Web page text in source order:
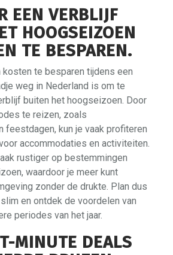
EEN VERBLIJF
HOOGSEIZOEN
TE BESPAREN.
te besparen tijdens een
weg in Nederland is om te
buiten het hoogseizoen. Door
te reizen, zoals
feestdagen, kun je vaak profiteren
accommodaties en activiteiten.
rustiger op bestemmingen
waardoor je meer kunt
zonder de drukte. Plan dus
en ontdek de voordelen van
periodes van het jaar.
MINUTE DEALS